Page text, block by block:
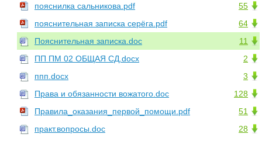
55
пояснилка сальникова.pdf
64
пояснительная записка серёга.pdf
11
Пояснительная записка.doc
2
ПП ПМ 02 ОБЩАЯ СД.docx
3
ппп.docx
128
Права и обязанности вожатого.doc
51
Правила_оказания_первой_помощи.pdf
28
практ.вопросы.doc